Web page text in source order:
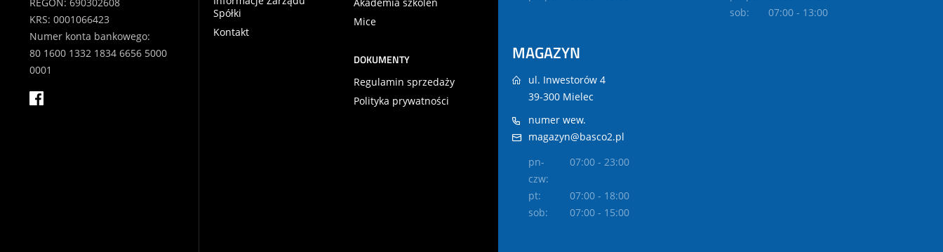
KRS: 0001066423
Numer konta bankowego:
80 1600 1332 1834 6656 5000
0001
Spółki
Kontakt
Mice
DOKUMENTY
Regulamin sprzedaży
Polityka prywatności
sob:
07:00 - 13:00
MAGAZYN
ul. Inwestorów 4
39-300 Mielec
numer wew.
magazyn@basco2.pl
pn-
czw:
07:00 - 23:00
pt:
07:00 - 18:00
sob:
07:00 - 15:00